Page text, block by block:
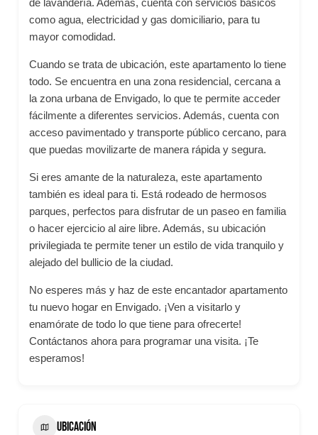
como agua, electricidad y gas domiciliario, para tu
mayor comodidad.
Cuando se trata de ubicación, este apartamento lo tiene
todo. Se encuentra en una zona residencial, cercana a
la zona urbana de Envigado, lo que te permite acceder
fácilmente a diferentes servicios. Además, cuenta con
acceso pavimentado y transporte público cercano, para
que puedas movilizarte de manera rápida y segura.
Si eres amante de la naturaleza, este apartamento
también es ideal para ti. Está rodeado de hermosos
parques, perfectos para disfrutar de un paseo en familia
o hacer ejercicio al aire libre. Además, su ubicación
privilegiada te permite tener un estilo de vida tranquilo y
alejado del bullicio de la ciudad.
No esperes más y haz de este encantador apartamento
tu nuevo hogar en Envigado. ¡Ven a visitarlo y
enamórate de todo lo que tiene para ofrecerte!
Contáctanos ahora para programar una visita. ¡Te
esperamos!
UBICACIÓN